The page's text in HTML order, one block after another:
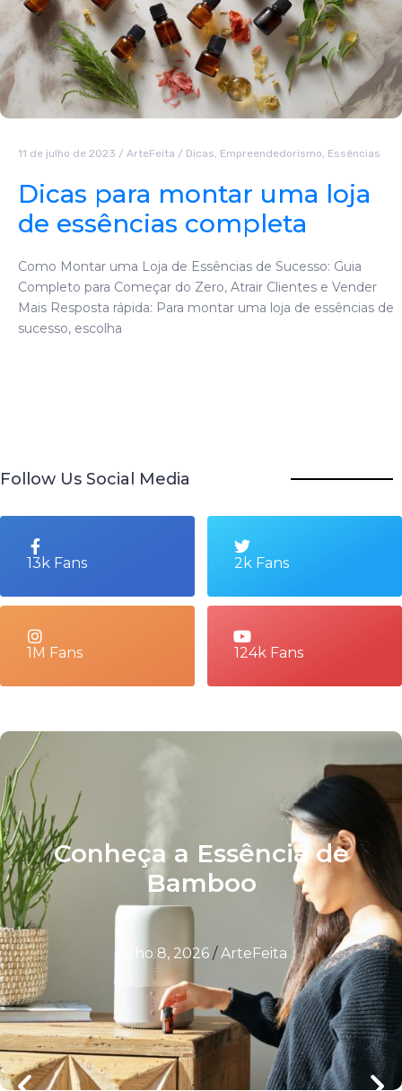
11 de julho de 2023 / ArteFeita / Dicas Empreendedorismo Essências
Dicas para montar uma loja
de essências completa
Como Montar uma Loja de Essências de Sucesso: Guia
Completo para Começar do Zero, Atrair Clientes e Vender
Mais Resposta rápida: Para montar uma loja de essências de
sucesso, escolha
Follow Us Social Media
13k Fans 2k Fans
1M Fans 124k Fans
Conheça a Essência de
Bamboo
julho 8, 2026 / ArteFeita